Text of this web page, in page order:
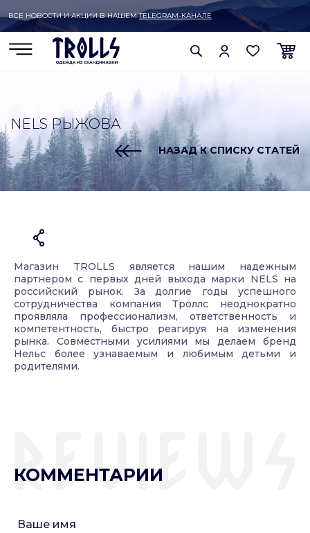
ВСЕ НОВОСТИ И АКЦИИ В НАШЕМTELEGRAM-КАНАЛЕ
NELS РЫЖОВА
НАЗАД К СПИСКУ СТАТЕЙ
Магазин TROLLS является нашим надежным
партнером с первых дней выхода марки NELS на
российский рынок. За долгие годы успешного
сотрудничества компания Троллс неоднократно
проявляла профессионализм, ответственность и
компетентность, быстро реагируя на изменения
рынка. Совместными усилиями мы делаем бренд
Нельс более узнаваемым и любимым детьми и
родителями.
КОММЕНТАРИИ
Ваше имя